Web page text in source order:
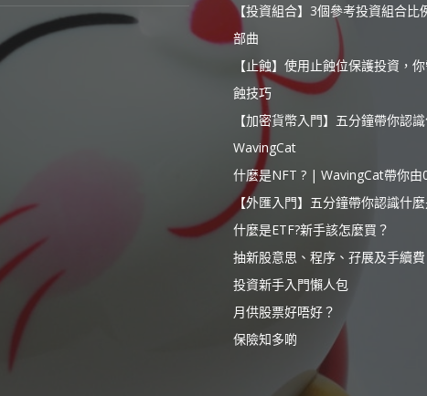
【投資組合】3個參考投資組合比
部曲
【止蝕】使用止蝕位保護投資，
蝕技巧
【加密貨幣入門】五分鐘帶你認
WavingCat
什麼是NFT ? | WavingCat帶你
【外匯入門】五分鐘帶你認識什
什麼是ETF?新手該怎麼買？
抽新股意思、程序、孖展及手續費
投資新手入門懶人包
月供股票好唔好？
保險知多啲